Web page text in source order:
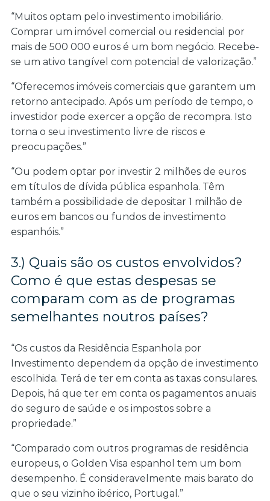
“Muitos optam pelo investimento imobiliário.
Comprar um imóvel comercial ou residencial por
mais de 500 000 euros é um bom negócio. Recebe-
se um ativo tangível com potencial de valorização.”
“Oferecemos imóveis comerciais que garantem um
retorno antecipado. Após um período de tempo, o
investidor pode exercer a opção de recompra. Isto
torna o seu investimento livre de riscos e
preocupações.”
“Ou podem optar por investir 2 milhões de euros
em títulos de dívida pública espanhola. Têm
também a possibilidade de depositar 1 milhão de
euros em bancos ou fundos de investimento
espanhóis.”
3.) Quais são os custos envolvidos?
Como é que estas despesas se
comparam com as de programas
semelhantes noutros países?
“Os custos da Residência Espanhola por
Investimento dependem da opção de investimento
escolhida. Terá de ter em conta as taxas consulares.
Depois, há que ter em conta os pagamentos anuais
do seguro de saúde e os impostos sobre a
propriedade.”
“Comparado com outros programas de residência
europeus, o Golden Visa espanhol tem um bom
desempenho. É consideravelmente mais barato do
que o seu vizinho ibérico, Portugal.”